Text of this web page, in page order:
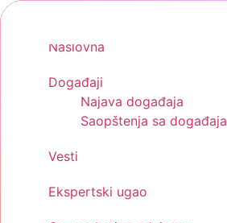
Skip
Naslovna
Događaji
Najava događaja
Saopštenja sa događaja
Vesti
Ekspertski ugao